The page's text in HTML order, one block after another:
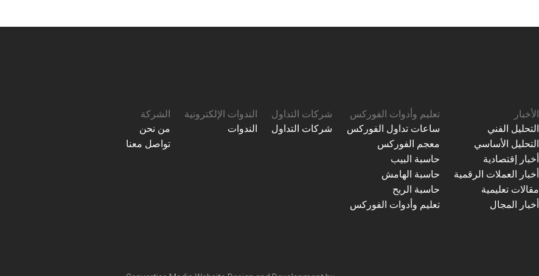
الأخبار
التحليل الفني
التحليل الأساسي
أخبار إقتصادية
أخبار العملات الرقمية
مقالات تعليمية
أخبار المجال
تعليم وأدوات الفوركس
ساعات تداول الفوركس
معجم الفوركس
حاسبة البيب
حاسبة الهامش
حاسبة الربح
تعليم وأدوات الفوركس
شركات التداول
شركات التداول
الندوات الإلكترونية
الندوات
الشركة
من نحن
تواصل معنا